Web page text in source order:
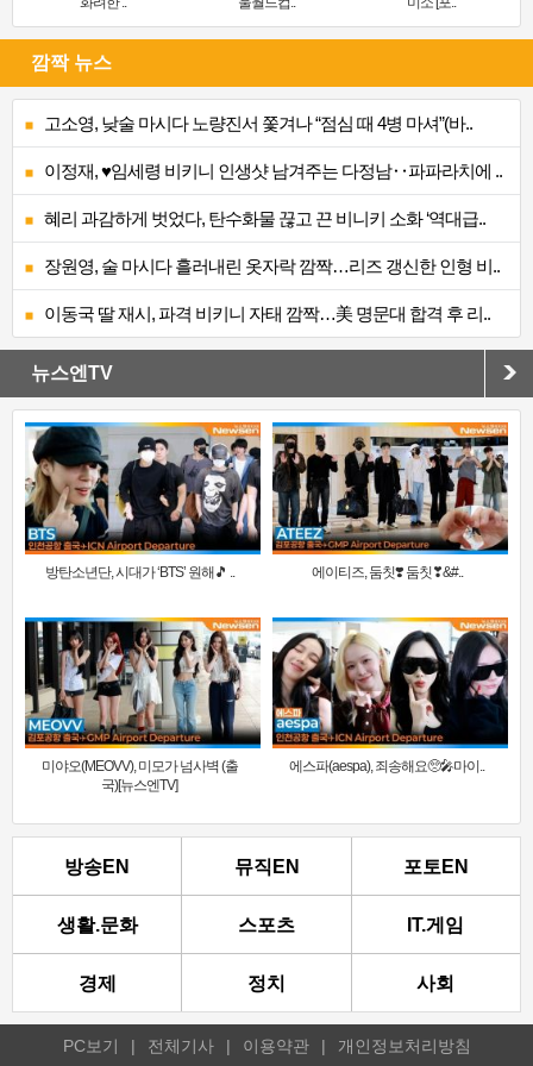
깜짝 뉴스
고소영, 낮술 마시다 노량진서 쫓겨나 “점심 때 4병 마셔”(바..
이정재, ♥임세령 비키니 인생샷 남겨주는 다정남‥파파라치에 ..
혜리 과감하게 벗었다, 탄수화물 끊고 끈 비니키 소화 ‘역대급..
장원영, 술 마시다 흘러내린 옷자락 깜짝…리즈 갱신한 인형 비..
이동국 딸 재시, 파격 비키니 자태 깜짝…美 명문대 합격 후 리..
뉴스엔TV
방탄소년단, 시대가 ‘BTS’ 원해🎵 .. 에이티즈, 둠칫❣️ 둠칫❣&#..
미야오(MEOVV), 미모가 넘사벽 (출
국)[뉴스엔TV]
에스파(aespa), 죄송해요🥺🎤마이..
방송EN 뮤직EN 포토EN
생활.문화 스포츠 IT.게임
경제 정치 사회
PC보기 | 전체기사 | 이용약관 | 개인정보처리방침